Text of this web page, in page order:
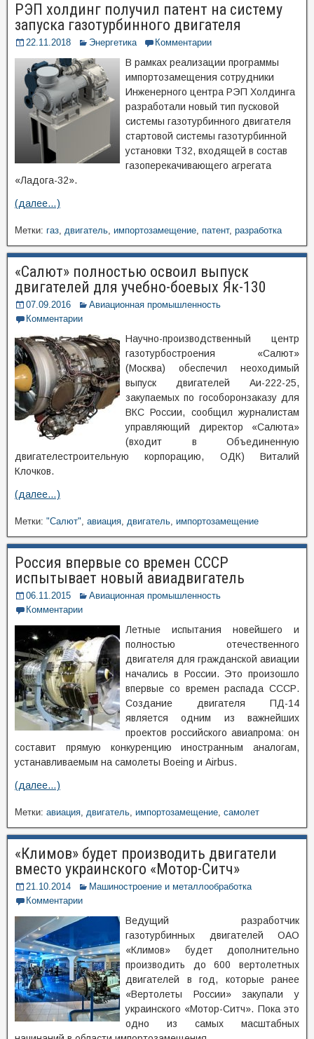
РЭП холдинг получил патент на систему
запуска газотурбинного двигателя
22.11.2018 Энергетика Комментарии
В рамках реализации программы
импортозамещения сотрудники
Инженерного центра РЭП Холдинга
разработали новый тип пусковой
системы газотурбинного двигателя
стартовой системы газотурбинной
установки Т32, входящей в состав
газоперекачивающего агрегата
«Ладога-32».
(далее…)
Метки: газ, двигатель, импортозамещение, патент, разработка
«Салют» полностью освоил выпуск
двигателей для учебно-боевых Як-130
07.09.2016
Авиационная промышленность
Комментарии
Научно-производственный центр
газотурбостроения «Салют»
(Москва) обеспечил неоходимый
выпуск двигателей Аи-222-25,
закупаемых по гособоронзаказу для
ВКС России, сообщил журналистам
управляющий директор «Салюта»
(входит в Объединенную
двигателестроительную корпорацию, ОДК) Виталий
Клочков.
(далее…)
Метки: "Салют", авиация, двигатель, импортозамещение
Россия впервые со времен СССР
испытывает новый авиадвигатель
06.11.2015
Авиационная промышленность
Комментарии
Летные испытания новейшего и
полностью отечественного
двигателя для гражданской авиации
начались в России. Это произошло
впервые со времен распада СССР.
Создание двигателя ПД-14
является одним из важнейших
проектов российского авиапрома: он
составит прямую конкуренцию иностранным аналогам,
устанавливаемым на самолеты Boeing и Airbus.
(далее…)
Метки: авиация, двигатель, импортозамещение, самолет
«Климов» будет производить двигатели
вместо украинского «Мотор-Ситч»
21.10.2014
Машиностроение и металлообработка
Комментарии
Ведущий разработчик
газотурбинных двигателей ОАО
«Климов» будет дополнительно
производить до 600 вертолетных
двигателей в год, которые ранее
«Вертолеты России» закупали у
украинского «Мотор-Ситч». Пока это
одно из самых масштабных